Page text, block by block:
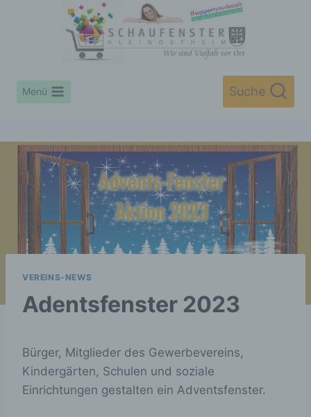
Menü Suche
VEREINS-NEWS
Adentsfenster 2023
Bürger, Mitglieder des Gewerbevereins,
Kindergärten, Schulen und soziale
Einrichtungen gestalten ein Adventsfenster.